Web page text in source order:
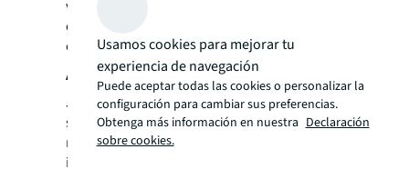
vistas agradables y el acceso al espacio
exterior son medidas que pueden mejorar la
experiencia en la oficina”.
Acerca de JLL
JLL (NYSE: JLL) es una firma líder de
servicios profesionales especializados en el
mercado inmobiliario y la gestión de
inversiones. JLL da forma al futuro del sector
Usamos cookies para mejorar tu
experiencia de navegación
Puede aceptar todas las cookies o personalizar la
configuración para cambiar sus preferencias.
Obtenga más información en nuestra Declaración
sobre cookies.